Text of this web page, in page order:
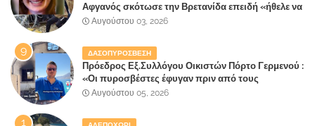
Αφγανός σκότωσε την Βρετανίδα επειδή «ήθελε να
κάνει τη σύντροφό του χριστιανή»
Αυγούστου 03, 2026
ΔΑΣΟΠΥΡΟΣΒΕΣΗ
Πρόεδρος Εξ.Συλλόγου Οικιστών Πόρτο Γερμενού :
«Οι πυροσβέστες έφυγαν πριν από τους
κατοίκους»
Αυγούστου 05, 2026